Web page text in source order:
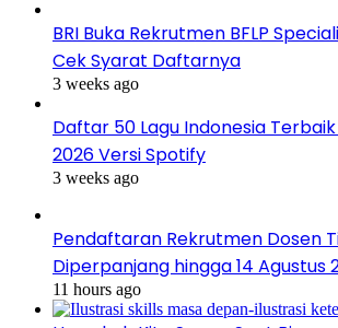
BRI Buka Rekrutmen BFLP
Cek Syarat Daftarnya
3 weeks ago
Daftar 50 Lagu Indonesia
2026 Versi Spotify
3 weeks ago
Pendaftaran Rekrutmen Dosen
Diperpanjang hingga 14 Agustus
11 hours ago